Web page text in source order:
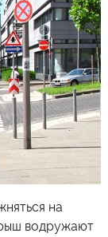
на
водружают